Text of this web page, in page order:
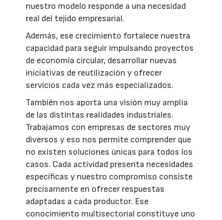
nuestro modelo responde a una necesidad
real del tejido empresarial.
Además, ese crecimiento fortalece nuestra
capacidad para seguir impulsando proyectos
de economía circular, desarrollar nuevas
iniciativas de reutilización y ofrecer
servicios cada vez más especializados.
También nos aporta una visión muy amplia
de las distintas realidades industriales.
Trabajamos con empresas de sectores muy
diversos y eso nos permite comprender que
no existen soluciones únicas para todos los
casos. Cada actividad presenta necesidades
específicas y nuestro compromiso consiste
precisamente en ofrecer respuestas
adaptadas a cada productor. Ese
conocimiento multisectorial constituye uno